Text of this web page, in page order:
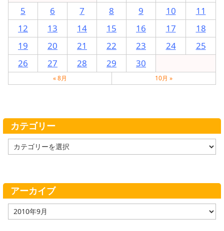
5
6 7 8 9 10
11
12
13 14 15 16 17
18
19
20 21 22 23 24
25
26
27 28 29 30
« 8月 10月 »
カテゴリー
テ
ー
アーカイブ
ア
ー